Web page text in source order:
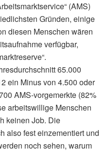
(AMS)
Gründen, einige
diesen Menschen wären
verfügbar,
65.000
ein Minus von 4.500 oder
AMS-vorgemerkte (82%
arbeitswillige Menschen
keinen Job. Die
also fest einzementiert und
noch sehen, warum